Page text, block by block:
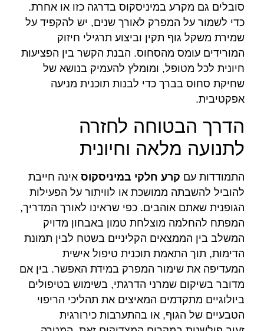
סובלים גם מקרע במיניסקוס בדרגה כזו או אחרת.
כדי לשמור על המפרק לאורך שנים, יש להקפיד על
שמירת משקל גוף תקין וביצוע תרגילי חיזוק
המורידים עומס מהסחוס. הבנת הקשר בין הפציעות
חיונית לכל מטופל, ומומלץ להעמיק בנושא של
שחיקת סחוס בברך כדי לבנות תוכנית מניעה
אפקטיבית.
הדרך הבטוחה לחזרה
לתנועה מלאה וחיונית
התמודדות עם קרע חלקי במיניסקוס אינה חייבת
להוביל להשבתה ממושכת או לוויתור על הפעילות
הגופנית שאתם אוהבים. כפי שראינו לאורך המדריך,
המפתח להחלמה מוצלחת טמון באבחון מדויק
המשלב בין הממצאים הקליניים בשטח לבין תמונת
הדימות, תוך התאמת תוכנית טיפול אישית
המעדיפה את שימור המפרק במידת האפשר. בין אם
מדובר בשיקום שמרני הדרגתי, בשימוש בטיפולים
ביולוגיים מתקדמים המאיצים את תהליכי הריפוי
הטבעיים של הגוף, או בהתערבות כירורגית